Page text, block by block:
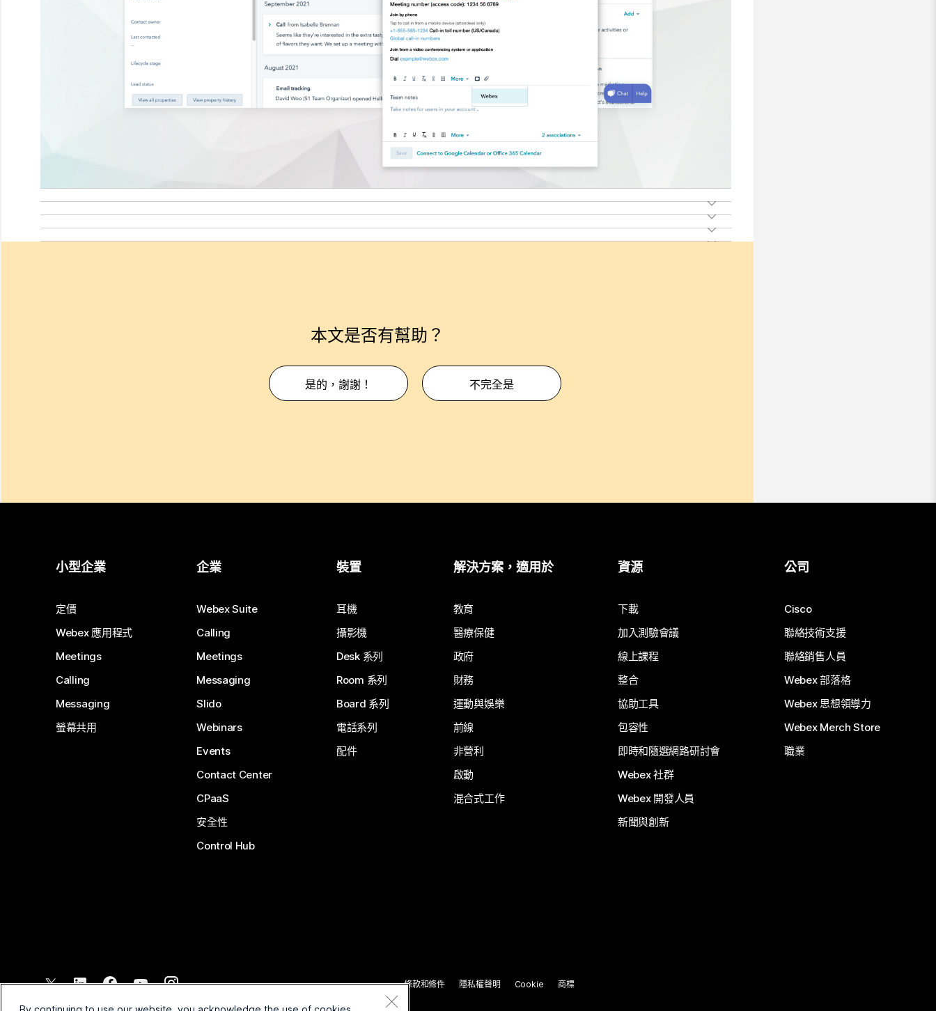
本文是否有幫助？
是的，謝謝！ 不完全是
小型企業
定價
Webex 應用程式
Meetings
Calling
Messaging
螢幕共用
企業
Webex Suite
Calling
Meetings
Messaging
Slido
Webinars
Events
Contact Center
CPaaS
安全性
Control Hub
裝置
耳機
攝影機
Desk 系列
Room 系列
Board 系列
電話系列
配件
解決方案，適用於
教育
醫療保健
政府
財務
運動與娛樂
前線
非營利
啟動
混合式工作
資源
下載
加入測驗會議
線上課程
整合
協助工具
包容性
即時和隨選網路研討會
Webex 社群
Webex 開發人員
新聞與創新
公司
Cisco
聯絡技術支援
聯絡銷售人員
Webex 部落格
Webex 思想領導力
Webex Merch Store
職業
2026 Cisco 和/或其子公司。保留所有權利。
條款和條件 隱私權聲明 Cookie 商標